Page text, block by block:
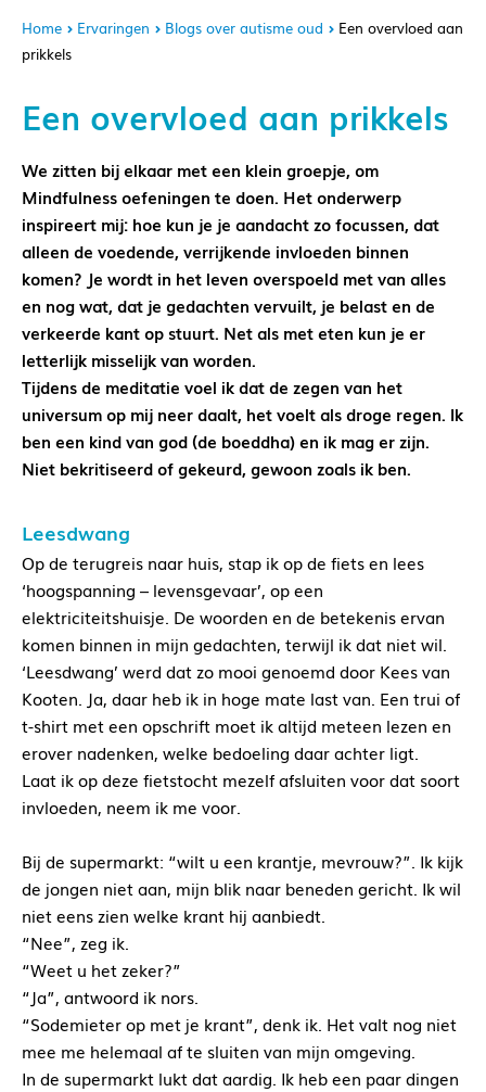
Home Ervaringen Blogs over autisme oud
Een overvloed aan
prikkels
Een overvloed aan prikkels
We zitten bij elkaar met een klein groepje, om
Mindfulness oefeningen te doen. Het onderwerp
inspireert mij: hoe kun je je aandacht zo focussen, dat
alleen de voedende, verrijkende invloeden binnen
komen? Je wordt in het leven overspoeld met van alles
en nog wat, dat je gedachten vervuilt, je belast en de
verkeerde kant op stuurt. Net als met eten kun je er
letterlijk misselijk van worden.
Tijdens de meditatie voel ik dat de zegen van het
universum op mij neer daalt, het voelt als droge regen. Ik
ben een kind van god (de boeddha) en ik mag er zijn.
Niet bekritiseerd of gekeurd, gewoon zoals ik ben.
Leesdwang
Op de terugreis naar huis, stap ik op de fiets en lees
‘hoogspanning – levensgevaar’, op een
elektriciteitshuisje. De woorden en de betekenis ervan
komen binnen in mijn gedachten, terwijl ik dat niet wil.
‘Leesdwang’ werd dat zo mooi genoemd door Kees van
Kooten. Ja, daar heb ik in hoge mate last van. Een trui of
t-shirt met een opschrift moet ik altijd meteen lezen en
erover nadenken, welke bedoeling daar achter ligt.
Laat ik op deze fietstocht mezelf afsluiten voor dat soort
invloeden, neem ik me voor.
Bij de supermarkt: “wilt u een krantje, mevrouw?”. Ik kijk
de jongen niet aan, mijn blik naar beneden gericht. Ik wil
niet eens zien welke krant hij aanbiedt.
“Nee”, zeg ik.
“Weet u het zeker?”
“Ja”, antwoord ik nors.
“Sodemieter op met je krant”, denk ik. Het valt nog niet
mee me helemaal af te sluiten van mijn omgeving.
In de supermarkt lukt dat aardig. Ik heb een paar dingen